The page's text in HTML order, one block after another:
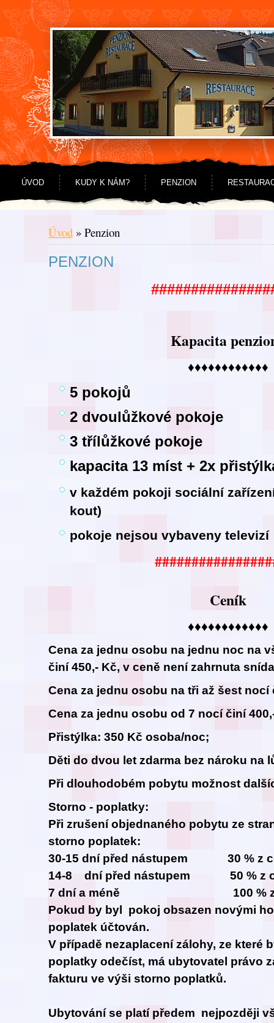
Jdi na obsah
Jdi na menu
ÚVOD KUDY K NÁM? PENZION
Úvod » Penzion
PENZION
Kapacita
♦♦♦♦♦♦♦♦♦♦♦♦
5 pokojů
2 dvoulůžkové pokoje
3 třílůžkové pokoje
kapacita 13 míst + 2x
v každém pokoji sociální
kout)
pokoje nejsou vybaveny televizí
Ceník
♦♦♦♦♦♦♦♦♦♦♦♦
Cena za jednu osobu na jednu noc na
činí 450,- Kč, v ceně není zahrnuta
Cena za jednu osobu na tři až šest nocí
Cena za jednu osobu od 7 nocí činí
Přistýlka: 350 Kč osoba/noc;
Děti do dvou let zdarma bez nároku na
Při dlouhodobém pobytu možnost
Storno - poplatky:
Při zrušení objednaného pobytu ze
storno poplatek:
30-15 dní před nástupem 30 % z
14-8 dní před nástupem 50 % z
7 dní a méně 100 % z
Pokud by byl pokoj obsazen novými
poplatek účtován.
V případě nezaplacení zálohy, ze které
poplatky odečíst, má ubytovatel právo
fakturu ve výši storno poplatků.
Ubytování se platí předem nejpozději